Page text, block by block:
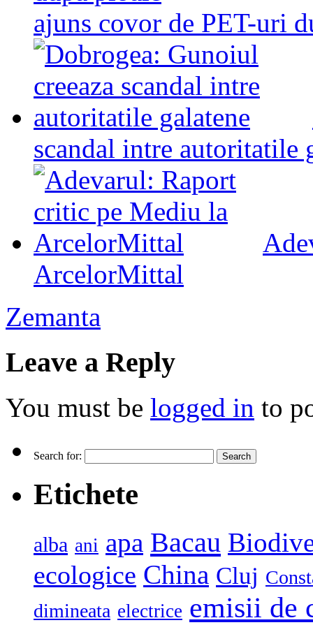
ajuns covor de PET-uri
scandal intre autoritatile
ArcelorMittal
Zemanta
Leave a Reply
You must be logged in to
Search for:
Etichete
alba ani apa Bacau
ecologice China Cluj
dimineata electrice emisii de